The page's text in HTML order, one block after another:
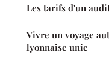
Les tarifs d'un
Vivre un voyage
lyonnaise unie